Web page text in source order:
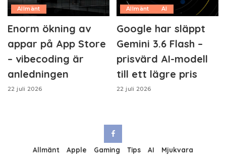
Allmänt
Enorm ökning av
appar på App Store
– vibecoding är
anledningen
22 juli 2026
Allmänt AI
Google har släppt
Gemini 3.6 Flash –
prisvärd AI-modell
till ett lägre pris
22 juli 2026
Allmänt Apple Gaming Tips AI
Mjukvara